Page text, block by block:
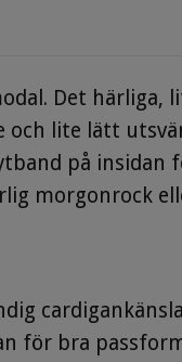
Det härliga,
och lite lätt
på insidan
morgonrock
för bra